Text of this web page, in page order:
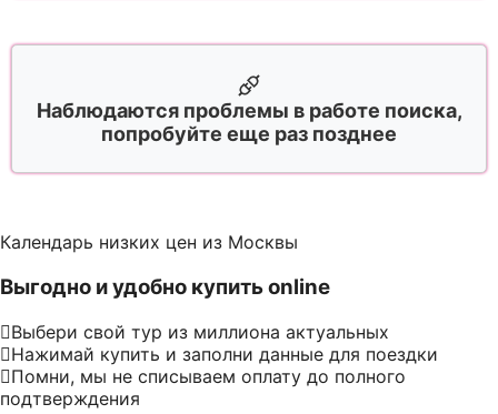
Наблюдаются проблемы в работе поиска,
попробуйте еще раз позднее
Календарь низких цен из Москвы
Выгодно и удобно купить online
Выбери свой тур из миллиона актуальных
Нажимай купить и заполни данные для поездки
Помни, мы не списываем оплату до полного
подтверждения